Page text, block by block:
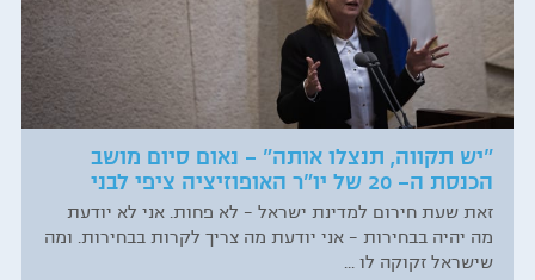
"יש תקווה, תנצלו אותה" – נאום סיום מושב
הכנסת ה- 20 של יו"ר האופוזיציה ציפי לבני
זאת שעת חירום למדינת ישראל - לא פחות. אני לא יודעת
מה יהיה בבחירות - אני יודעת מה צריך לקרות בבחירות. ומה
שישראל זקוקה לו ...